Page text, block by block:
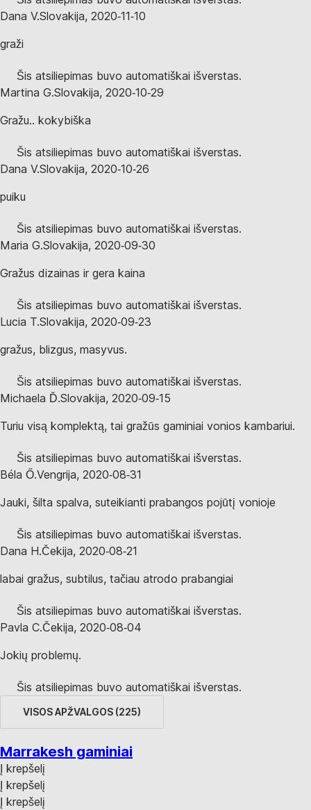
Dana V.Slovakija, 2020‑11‑10
graži
Šis atsiliepimas buvo automatiškai išverstas.
Martina G.Slovakija, 2020‑10‑29
Gražu.. kokybiška
Šis atsiliepimas buvo automatiškai išverstas.
Dana V.Slovakija, 2020‑10‑26
puiku
Šis atsiliepimas buvo automatiškai išverstas.
Maria G.Slovakija, 2020‑09‑30
Gražus dizainas ir gera kaina
Šis atsiliepimas buvo automatiškai išverstas.
Lucia T.Slovakija, 2020‑09‑23
gražus, blizgus, masyvus.
Šis atsiliepimas buvo automatiškai išverstas.
Michaela Ď.Slovakija, 2020‑09‑15
Turiu visą komplektą, tai gražūs gaminiai vonios kambariui.
Šis atsiliepimas buvo automatiškai išverstas.
Béla Ő.Vengrija, 2020‑08‑31
Jauki, šilta spalva, suteikianti prabangos pojūtį vonioje
Šis atsiliepimas buvo automatiškai išverstas.
Dana H.Čekija, 2020‑08‑21
labai gražus, subtilus, tačiau atrodo prabangiai
Šis atsiliepimas buvo automatiškai išverstas.
Pavla C.Čekija, 2020‑08‑04
Jokių problemų.
Šis atsiliepimas buvo automatiškai išverstas.
VISOS APŽVALGOS (225)
Marrakesh gaminiai
Į krepšelį
Į krepšelį
Į krepšelį